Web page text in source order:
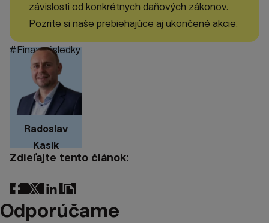
závislosti od konkrétnych daňových zákonov.
Pozrite si naše prebiehajúce aj ukončené akcie.
#Finax výsledky
Radoslav
Kasík
Zdieľajte tento článok:
Odporúčame